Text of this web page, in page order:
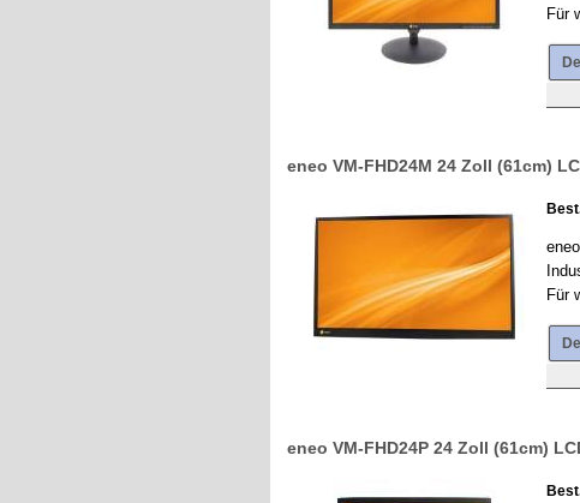
Für
eneo VM-FHD24M 24 Zoll (61cm)
Für
eneo VM-FHD24P 24 Zoll (61cm)